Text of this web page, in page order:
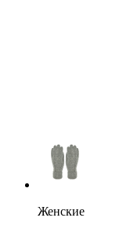
Женские